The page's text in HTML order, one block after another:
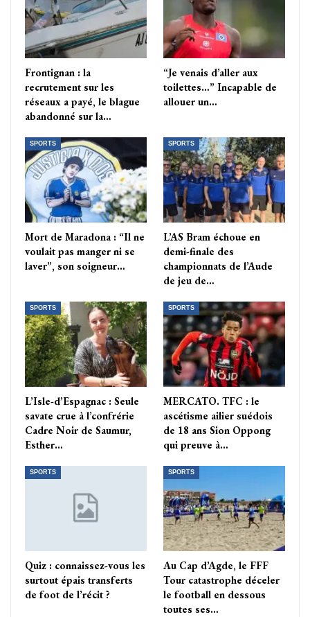
Frontignan : la
recrutement sur les
réseaux a payé, le blague
abandonné sur la…
“Je venais d’aller aux
toilettes…” Incapable de
allouer un…
SPORTS
Mort de Maradona : “Il ne
voulait pas manger ni se
laver”, son soigneur…
SPORTS
L’AS Bram échoue en
demi-finale des
championnats de l’Aude
de jeu de…
SPORTS
L’Isle-d’Espagnac : Seule
savate crue à l’confrérie
Cadre Noir de Saumur,
Esther…
SPORTS
MERCATO. TFC : le
ascétisme ailier suédois
de 18 ans Sion Oppong
qui preuve à…
SPORTS
Quiz : connaissez-vous les
surtout épais transferts
de foot de l’récit ?
SPORTS
Au Cap d’Agde, le FFF
Tour catastrophe déceler
le football en dessous
toutes ses…